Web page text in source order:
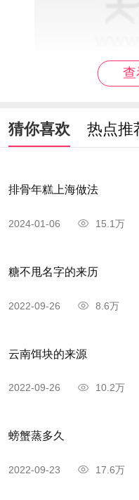
三丁包子是扬州
很受欢迎的一种，用
面软而带韧，食不粘
有名的，也是必吃的
肋条，笋丁根据季节
汁松软鲜美，咸中带
查
猜你喜欢 热点推
排骨年糕上海做法
2024-01-06 15.1万
糖不甩名字的来历
2022-09-26 8.6万
云南饵块的来源
2022-09-26 10.2万
螃蟹蒸多久
2022-09-23 17.6万